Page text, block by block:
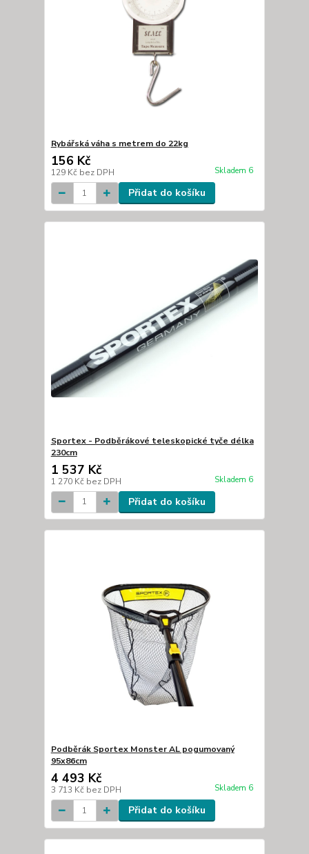
Rybářská váha s metrem do 22kg
156 Kč
129 Kč bez DPH Skladem 6
Přidat do košíku
Sportex - Podběrákové teleskopické tyče délka
230cm
1 537 Kč
1 270 Kč bez DPH Skladem 6
Přidat do košíku
Podběrák Sportex Monster AL pogumovaný
95x86cm
4 493 Kč
3 713 Kč bez DPH Skladem 6
Přidat do košíku